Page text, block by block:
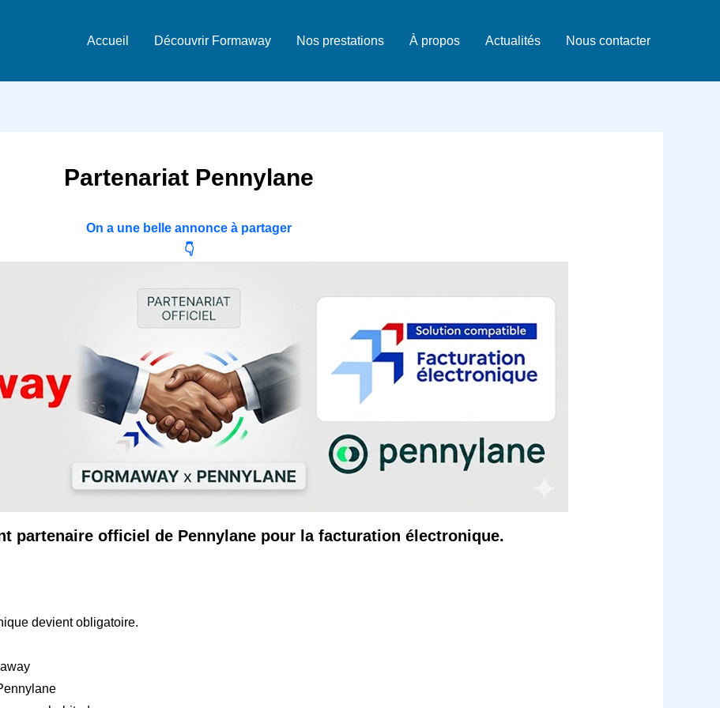
Accueil Découvrir Formaway Nos prestations À propos Actualités Nous contacter
Partenariat Pennylane
On a une belle annonce à partager
👇
partenaire officiel de Pennylane pour la facturation électronique.
devient obligatoire.